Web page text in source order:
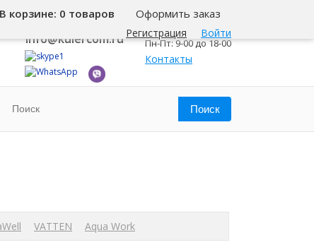
Регистрация Войти
В корзине: 0 товаров Оформить заказ
8 800 500-345-1
info@kulercom.ru
Новосибирск
Пн-Пт: 9-00 до 18-00
Контакты
VATTEN Aqua Work